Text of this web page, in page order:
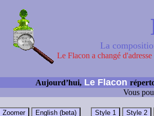
La
Le Flacon a changé
Aujourd’hui, Le Flacon
Vous